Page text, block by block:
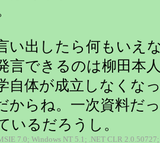
出したら何もいえ
言できるのは柳田本
自体が成立しなくな
からね。一次資料だ
いるだろうし。
7.0; Windows NT 5.1; .NET CLR